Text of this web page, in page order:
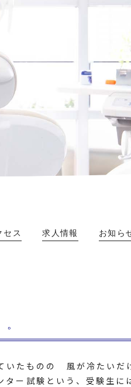
セス 求人情報 お知ら
。
いたものの 風が冷たいだ
ー試験という、受験生に